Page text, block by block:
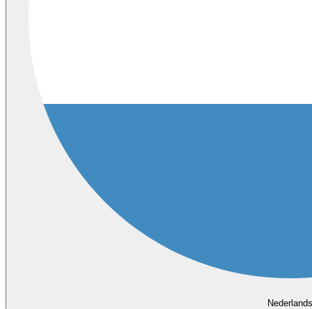
Nederlands